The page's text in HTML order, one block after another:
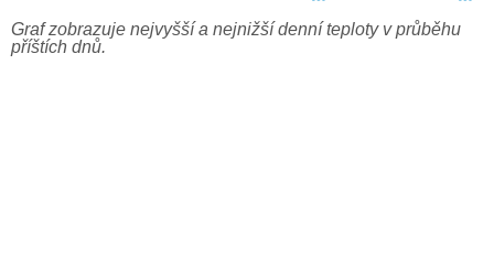
Graf zobrazuje nejvyšší a nejnižší denní teploty v průběhu
příštích dnů.